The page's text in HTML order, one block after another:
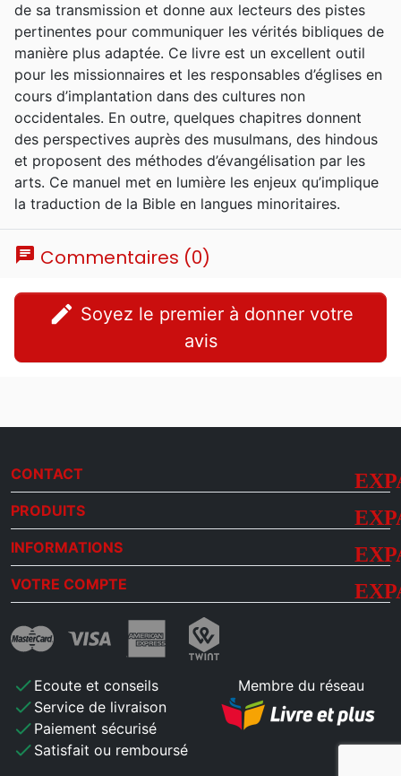
de sa transmission et donne aux lecteurs des pistes
pertinentes pour communiquer les vérités bibliques de
manière plus adaptée. Ce livre est un excellent outil
pour les missionnaires et les responsables d’églises en
cours d’implantation dans des cultures non
occidentales. En outre, quelques chapitres donnent
des perspectives auprès des musulmans, des hindous
et proposent des méthodes d’évangélisation par les
arts. Ce manuel met en lumière les enjeux qu’implique
la traduction de la Bible en langues minoritaires.
chat Commentaires (0)
edit
avis
CONTACT
PRODUITS
INFORMATIONS
VOTRE COMPTE
check Ecoute et conseils
check Service de livraison
check Paiement sécurisé
check Satisfait ou remboursé
Membre du réseau